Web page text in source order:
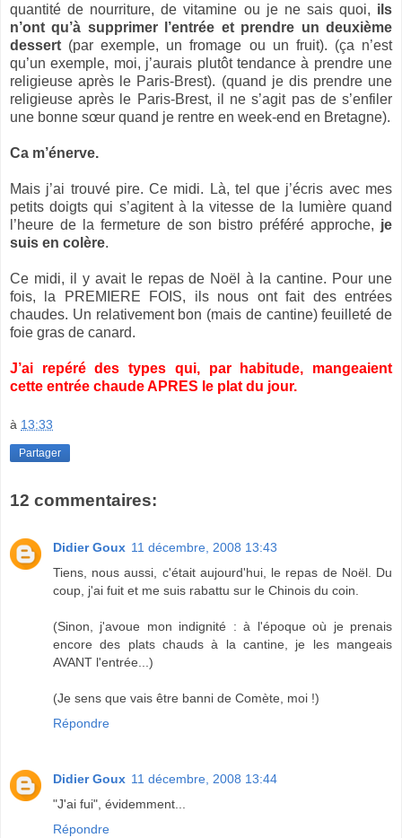
quantité de nourriture, de vitamine ou je ne sais quoi, ils
n’ont qu’à supprimer l’entrée et prendre un deuxième
dessert (par exemple, un fromage ou un fruit). (ça n’est
qu’un exemple, moi, j’aurais plutôt tendance à prendre une
religieuse après le Paris-Brest). (quand je dis prendre une
religieuse après le Paris-Brest, il ne s’agit pas de s’enfiler
une bonne sœur quand je rentre en week-end en Bretagne).
Ca m’énerve.
Mais j’ai trouvé pire. Ce midi. Là, tel que j’écris avec mes
petits doigts qui s’agitent à la vitesse de la lumière quand
l’heure de la fermeture de son bistro préféré approche, je
suis en colère.
Ce midi, il y avait le repas de Noël à la cantine. Pour une
fois, la PREMIERE FOIS, ils nous ont fait des entrées
chaudes. Un relativement bon (mais de cantine) feuilleté de
foie gras de canard.
J’ai repéré des types qui, par habitude, mangeaient
cette entrée chaude APRES le plat du jour.
à 13:33
Partager
12 commentaires:
Didier Goux 11 décembre, 2008 13:43
Tiens, nous aussi, c'était aujourd'hui, le repas de Noël. Du
coup, j'ai fuit et me suis rabattu sur le Chinois du coin.
(Sinon, j'avoue mon indignité : à l'époque où je prenais
encore des plats chauds à la cantine, je les mangeais
AVANT l'entrée...)
(Je sens que vais être banni de Comète, moi !)
Répondre
Didier Goux 11 décembre, 2008 13:44
"J'ai fui", évidemment...
Répondre